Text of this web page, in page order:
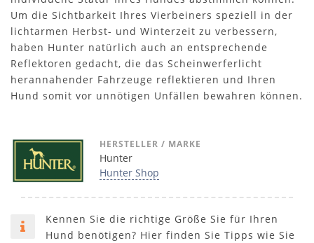
Um die Sichtbarkeit Ihres Vierbeiners speziell in der
lichtarmen Herbst- und Winterzeit zu verbessern,
haben Hunter natürlich auch an entsprechende
Reflektoren gedacht, die das Scheinwerferlicht
herannahender Fahrzeuge reflektieren und Ihren
Hund somit vor unnötigen Unfällen bewahren können.
HERSTELLER / MARKE
Hunter
Hunter Shop
Kennen Sie die richtige Größe Sie für Ihren
Hund benötigen? Hier finden Sie Tipps wie Sie